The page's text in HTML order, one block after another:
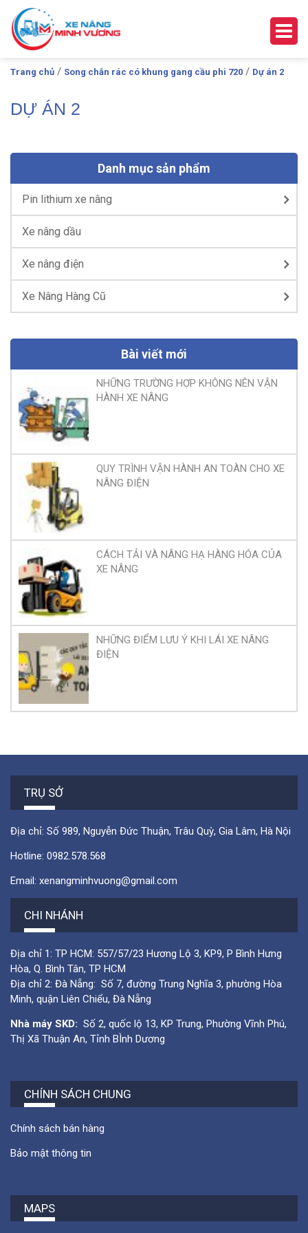
Trang chủ / Song chắn rác có khung gang cầu phi 720 / Dự án 2
DỰ ÁN 2
Danh mục sản phẩm
Pin lithium xe nâng
Xe nâng dầu
Xe nâng điện
Xe Nâng Hàng Cũ
Bài viết mới
NHỮNG TRƯỜNG HỢP KHÔNG NÊN VẬN
HÀNH XE NÂNG
QUY TRÌNH VẬN HÀNH AN TOÀN CHO XE
NÂNG ĐIỆN
CÁCH TẢI VÀ NÂNG HẠ HÀNG HÓA CỦA
XE NÂNG
NHỮNG ĐIỂM LƯU Ý KHI LÁI XE NÂNG
ĐIỆN
TRỤ SỞ
Địa chỉ: Số 989, Nguyễn Đức Thuận, Trâu Quỳ, Gia Lâm, Hà Nội
Hotline: 0982.578.568
Email: xenangminhvuong@gmail.com
CHI NHÁNH
Địa chỉ 1: TP HCM: 557/57/23 Hương Lộ 3, KP9, P Bình Hưng
Hòa, Q. Bình Tân, TP HCM
Địa chỉ 2: Đà Nẵng: Số 7, đường Trung Nghĩa 3, phường Hòa
Minh, quận Liên Chiểu, Đà Nẵng
Nhà máy SKD: Số 2, quốc lộ 13, KP Trung, Phường Vĩnh Phú,
Thị Xã Thuận An, Tỉnh BÌnh Dương
CHÍNH SÁCH CHUNG
Chính sách bán hàng
Bảo mật thông tin
MAPS